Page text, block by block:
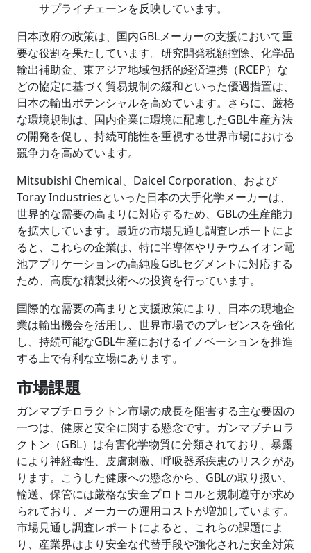
サプライチェーンを反映しています。
日本政府の政策は、国内GBLメーカーの支援において重
要な役割を果たしています。研究開発税額控除、化学品
輸出補助金、東アジア地域包括的経済連携（RCEP）な
どの協定に基づく貿易規制の緩和といった優遇措置は、
日本の輸出ポテンシャルを高めています。さらに、厳格
な環境規制は、国内企業に環境に配慮したGBL生産方法
の開発を促し、持続可能性を重視する世界市場における
競争力を高めています。
Mitsubishi Chemical、Daicel Corporation、および
Toray Industriesといった日本の大手化学メーカーは、
世界的な需要の高まりに対応するため、GBLの生産能力
を拡大しています。最近の市場見通し調査レポートによ
ると、これらの企業は、特に半導体やリチウムイオン電
池アプリケーションの高純度GBLセグメントに対応する
ため、高度な精製技術への投資を行っています。
国際的な需要の高まりと支援政策により、日本の現地企
業は輸出機会を活用し、世界市場でのプレゼンスを強化
し、持続可能なGBL生産におけるイノベーションを推進
する上で有利な立場にあります。
市場課題
ガンマブチロラクトン市場の成長を阻害する主な要因の
一つは、健康と安全に関する懸念です。ガンマブチロラ
クトン（GBL）は有害化学物質に分類されており、暴露
により神経毒性、皮膚刺激、呼吸器系疾患のリスクがあ
ります。こうした健康への懸念から、GBLの取り扱い、
輸送、保管には厳格な安全プロトコルと規制遵守が求め
られており、メーカーの運用コストが増加しています。
市場見通し調査レポートによると、これらの課題によ
り、産業界はより安全な代替手段や強化された安全対策